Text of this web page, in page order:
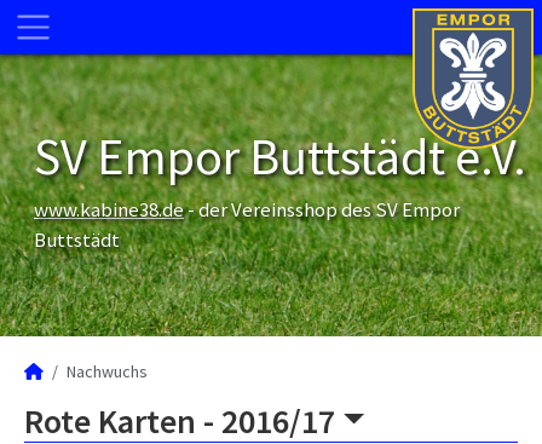
SV Empor Buttstädt e.V.
www.kabine38.de- der Vereinsshop des SV Empor
Buttstädt
Nachwuchs
Rote Karten - 2016/17